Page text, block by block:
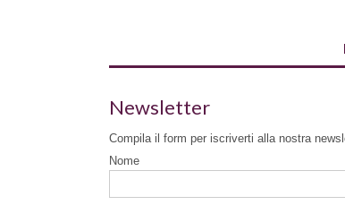
Newsletter
Compila il form per iscriverti alla nostra
Nome